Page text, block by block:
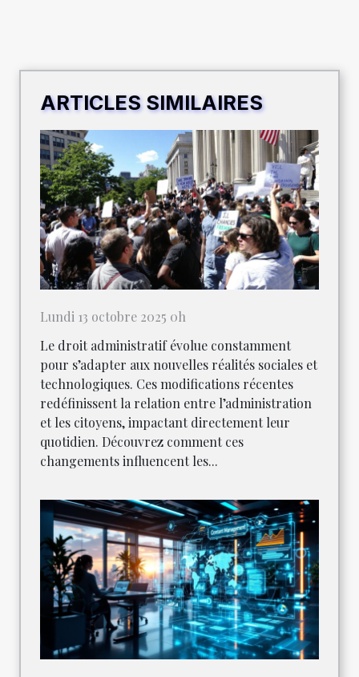
ARTICLES SIMILAIRES
Lundi 13 octobre 2025 0h
Le droit administratif évolue constamment
pour s’adapter aux nouvelles réalités sociales et
technologiques. Ces modifications récentes
redéfinissent la relation entre l’administration
et les citoyens, impactant directement leur
quotidien. Découvrez comment ces
changements influencent les...